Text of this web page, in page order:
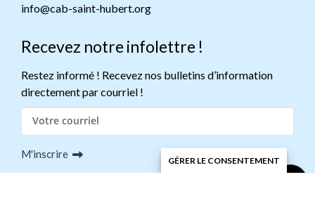
info@cab-saint-hubert.org
Recevez notre infolettre !
Restez informé ! Recevez nos bulletins d’information
directement par courriel !
M'inscrire
GÉRER LE CONSENTEMENT